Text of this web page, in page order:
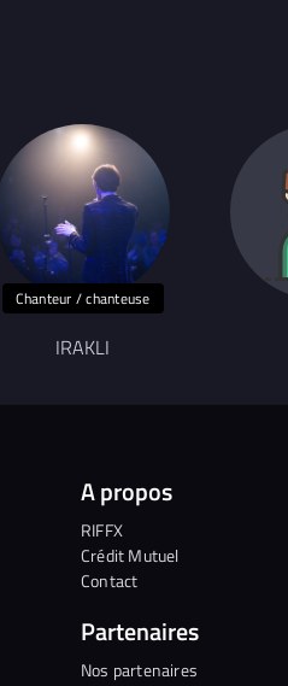
Chanteur / chanteuse
IRAKLI
A propos
RIFFX
Crédit Mutuel
Contact
Partenaires
Nos partenaires